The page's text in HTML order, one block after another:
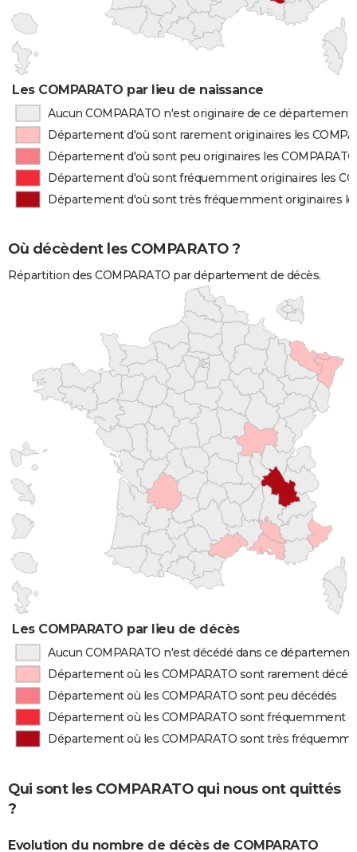
Les COMPARATO par lieu de naissance
Aucun COMPARATO n'est originaire de ce département
Département d'où sont rarement originaires les
Département d'où sont peu originaires les COMPARATO
Département d'où sont fréquemment originaires les
Département d'où sont très fréquemment originaires
Où décèdent les COMPARATO ?
Répartition des COMPARATO par département de décès.
Les COMPARATO par lieu de décès
Aucun COMPARATO n'est décédé dans ce département
Département où les COMPARATO sont rarement
Département où les COMPARATO sont peu décédés
Département où les COMPARATO sont fréquemment
Département où les COMPARATO sont très
Qui sont les COMPARATO qui nous ont quittés
?
Evolution du nombre de décès de COMPARATO